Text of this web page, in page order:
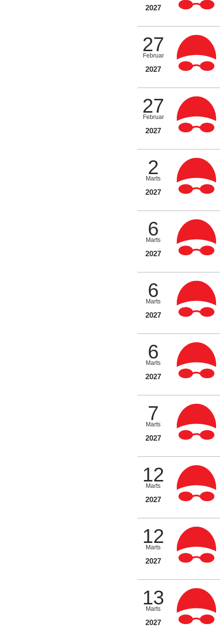
2027
27
Februar
2027
27
Februar
2027
2
Marts
2027
6
Marts
2027
6
Marts
2027
6
Marts
2027
7
Marts
2027
12
Marts
2027
12
Marts
2027
13
Marts
2027